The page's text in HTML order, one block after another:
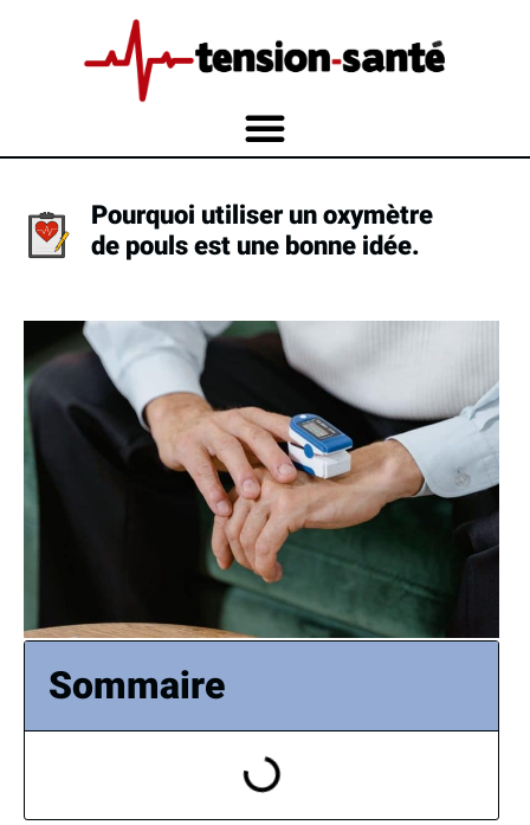
Pourquoi utiliser un oxymètre
de pouls est une bonne idée.
Photo Tima Miroshnichenko
Sommaire